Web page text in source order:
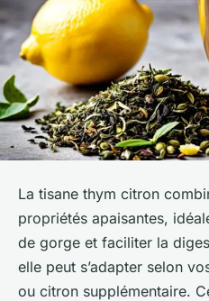
La tisane thym citron
propriétés apaisantes,
de gorge et faciliter la
elle peut s’adapter selon
ou citron supplémentaire.